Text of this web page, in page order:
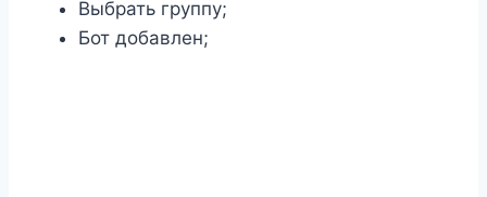
Выбрать группу;
Бот добавлен;